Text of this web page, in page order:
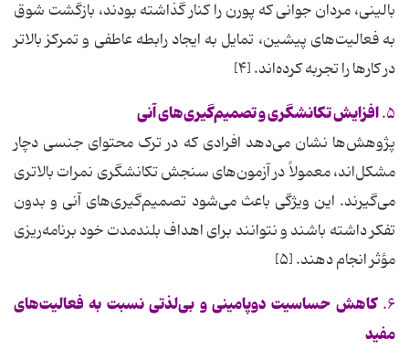
بالینی، مردان جوانی که پورن را کنار گذاشته‌ بودند، بازگشت شوق
به فعالیت‌های پیشین، تمایل به ایجاد رابطه عاطفی و تمرکز بالاتر
در کارها را تجربه کرده‌اند. [۴]
۵. افزایش تکانشگری و تصمیم‌گیری‌های آنی
پژوهش‌ها نشان می‌دهد افرادی که در ترک محتوای جنسی دچار
مشکل‌اند، معمولاً در آزمون‌های سنجش تکانشگری نمرات بالاتری
می‌گیرند. این ویژگی باعث می‌شود تصمیم‌گیری‌های آنی و بدون
تفکر داشته باشند و نتوانند برای اهداف بلندمدت خود برنامه‌ریزی
مؤثر انجام دهند. [۵]
۶. کاهش حساسیت دوپامینی و بی‌لذتی نسبت به فعالیت‌های
مفید